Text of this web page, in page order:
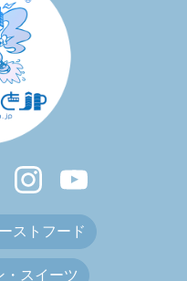
ストフード
・スイーツ